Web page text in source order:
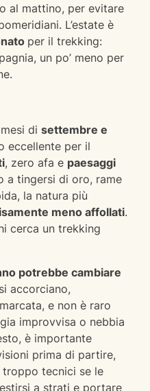
al mattino, per evitare
L’estate è
per il trekking:
un po’ meno per
di settembre e
eccellente per il
, zero afa e paesaggi
a tingersi di oro, rame
la natura più
meno affollati.
cerca un trekking
potrebbe cambiare
accorciano,
e non è raro
improvvisa o nebbia
è importante
prima di partire,
tecnici se le
a strati e portare